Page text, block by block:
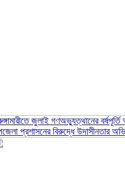
জুলাই গণঅভ্যুত্থানের বর্ষপূর্তি
প্রশাসনের বিরুদ্ধে উদাসীনতার